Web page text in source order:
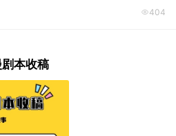
404
本收稿